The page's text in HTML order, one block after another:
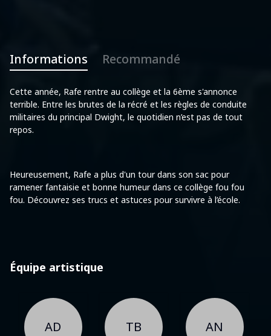
Informations Recommandé
Cette année, Rafe rentre au collège et la 6ème s'annonce
terrible. Entre les brutes de la récré et les règles de conduite
militaires du principal Dwight, le quotidien n’est pas de tout
repos.
Heureusement, Rafe a plus d'un tour dans son sac pour
ramener fantaisie et bonne humeur dans ce collège fou fou
fou. Découvrez ses trucs et astuces pour survivre à l’école.
Équipe artistique
AD TB AN